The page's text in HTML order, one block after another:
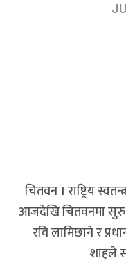
चितवन । राष्ट्रिय
आजदेखि चितवनमा सुरु
रवि लामिछाने र
शाहले